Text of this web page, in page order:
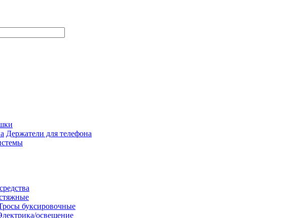
Держатели для телефона
буксировочные
освещение